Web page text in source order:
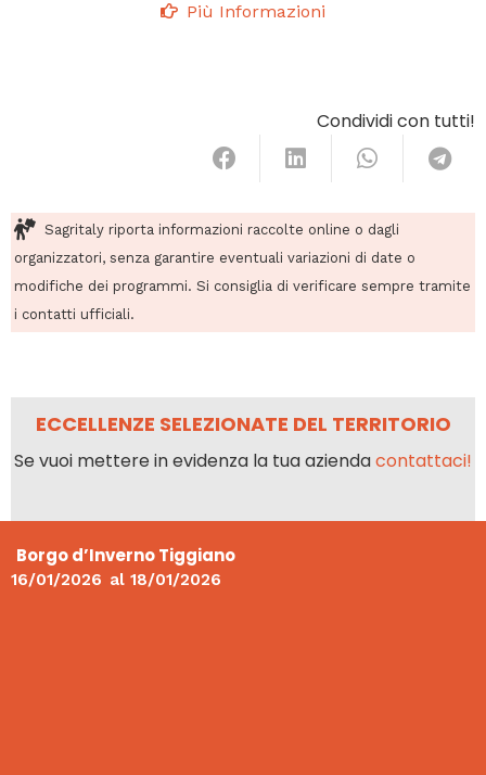
Più Informazioni
Condividi con tutti!
Sagritaly riporta informazioni raccolte online o dagli
organizzatori, senza garantire eventuali variazioni di date o
modifiche dei programmi. Si consiglia di verificare sempre tramite
i contatti ufficiali.
ECCELLENZE SELEZIONATE DEL TERRITORIO
Se vuoi mettere in evidenza la tua aziendacontattaci!
Borgo d’Inverno Tiggiano
16/01/2026 al 18/01/2026